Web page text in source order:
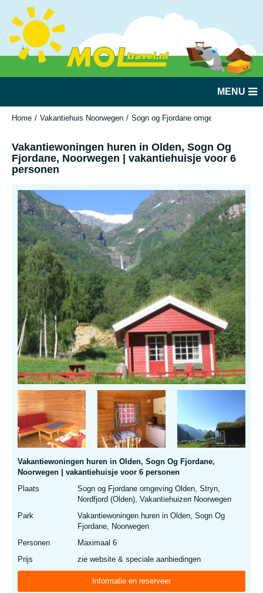
MENU
Home Vakantiehuis Noorwegen Sogn og Fjordane omgeving Olden,
Vakantiewoningen huren in Olden, Sogn Og
Fjordane, Noorwegen | vakantiehuisje voor 6
personen
Vakantiewoningen huren in Olden, Sogn Og Fjordane,
Noorwegen | vakantiehuisje voor 6 personen
Plaats
Sogn og Fjordane omgeving Olden, Stryn,
Nordfjord (Olden), Vakantiehuizen Noorwegen
Park
Vakantiewoningen huren in Olden, Sogn Og
Fjordane, Noorwegen
Personen
Maximaal 6
Prijs
zie website & speciale aanbiedingen
Informatie en reserveer